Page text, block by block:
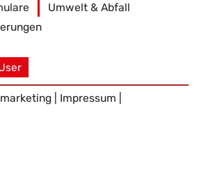
Umwelt & Abfall
Impressum